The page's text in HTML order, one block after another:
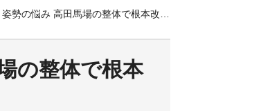
勢の悩み 高田馬場の整体で根本改善へ
の整体で根本